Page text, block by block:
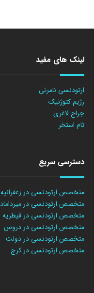
لینک های مفید
ارتودنسی نامرئی
رژیم کتوژنیک
جراح لاغری
تام استخر
دسترسی سریع
متخصص ارتودنسی در زعفرانیه
متخصص ارتودنسی در میرداماد
متخصص ارتودنسی در قیطریه
متخصص ارتودنسی در دروس
متخصص ارتودنسی در دولت
متخصص ارتودنسی در کرج